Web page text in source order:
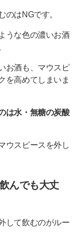
のはNGです。
うな色の濃いお酒
お酒も、マウスピ
を高めてしまいま
は水・無糖の炭酸
ウスピースを外し
んでも大丈
して飲むのがルー